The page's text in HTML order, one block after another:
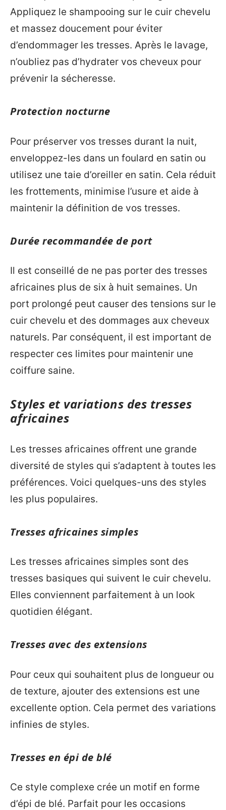
Appliquez le shampooing sur le cuir chevelu
et massez doucement pour éviter
d’endommager les tresses. Après le lavage,
n’oubliez pas d’hydrater vos cheveux pour
prévenir la sécheresse.
Protection nocturne
Pour préserver vos tresses durant la nuit,
enveloppez-les dans un foulard en satin ou
utilisez une taie d’oreiller en satin. Cela réduit
les frottements, minimise l’usure et aide à
maintenir la définition de vos tresses.
Durée recommandée de port
Il est conseillé de ne pas porter des tresses
africaines plus de six à huit semaines. Un
port prolongé peut causer des tensions sur le
cuir chevelu et des dommages aux cheveux
naturels. Par conséquent, il est important de
respecter ces limites pour maintenir une
coiffure saine.
Styles et variations des tresses
africaines
Les tresses africaines offrent une grande
diversité de styles qui s’adaptent à toutes les
préférences. Voici quelques-uns des styles
les plus populaires.
Tresses africaines simples
Les tresses africaines simples sont des
tresses basiques qui suivent le cuir chevelu.
Elles conviennent parfaitement à un look
quotidien élégant.
Tresses avec des extensions
Pour ceux qui souhaitent plus de longueur ou
de texture, ajouter des extensions est une
excellente option. Cela permet des variations
infinies de styles.
Tresses en épi de blé
Ce style complexe crée un motif en forme
d’épi de blé. Parfait pour les occasions